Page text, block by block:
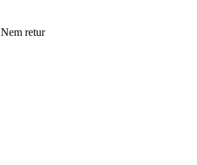
Nem retur